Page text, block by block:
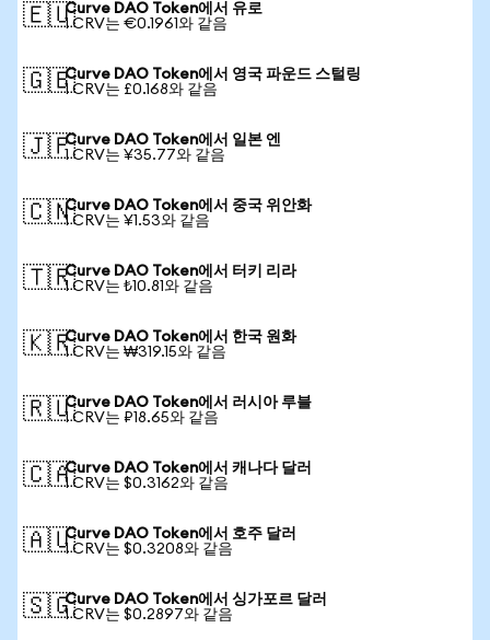
🇪🇺Curve DAO Token에서 유로
1 CRV는 €0.1961와 같음
🇬🇧Curve DAO Token에서 영국 파운드 스털링
1 CRV는 £0.168와 같음
🇯🇵Curve DAO Token에서 일본 엔
1 CRV는 ¥35.77와 같음
🇨🇳Curve DAO Token에서 중국 위안화
1 CRV는 ¥1.53와 같음
🇹🇷Curve DAO Token에서 터키 리라
1 CRV는 ₺10.81와 같음
🇰🇷Curve DAO Token에서 한국 원화
1 CRV는 ₩319.15와 같음
🇷🇺Curve DAO Token에서 러시아 루블
1 CRV는 ₽18.65와 같음
🇨🇦Curve DAO Token에서 캐나다 달러
1 CRV는 $0.3162와 같음
🇦🇺Curve DAO Token에서 호주 달러
1 CRV는 $0.3208와 같음
🇸🇬Curve DAO Token에서 싱가포르 달러
1 CRV는 $0.2897와 같음